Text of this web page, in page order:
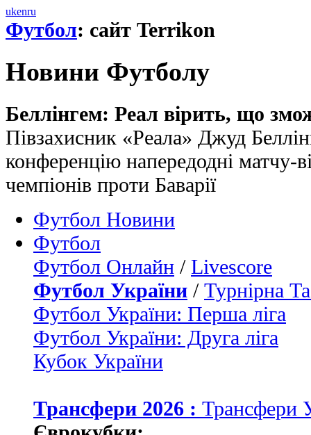
ukenru
Футбол: сайт Terrikon
Новини Футболу
Беллінгем: Реал вірить, що
Півзахисник «Реала» Джуд
конференцію напередодні матчу-
чемпіонів проти Баварії
Футбол Новини
Футбол
Футбол Онлайн / Livescore
Футбол України / Турнірна
Футбол України: Перша ліга
Футбол України: Друга ліга
Кубок України
Трансфери 2026 : Трансфери